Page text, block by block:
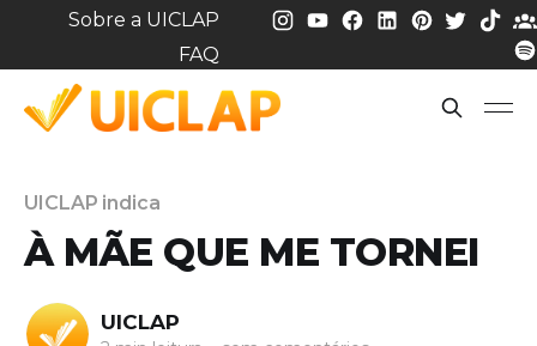
Sobre a UICLAP
FAQ
UICLAP indica
À MÃE QUE ME TORNEI
UICLAP